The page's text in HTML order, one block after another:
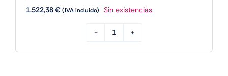
1.522,38€(IVA incluido) Sin existencias
IPAD